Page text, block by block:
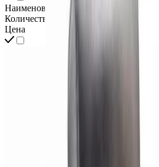
Наименование
Количество
Цена